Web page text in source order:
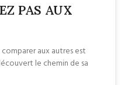
PAS AUX
aux autres est
le chemin de sa